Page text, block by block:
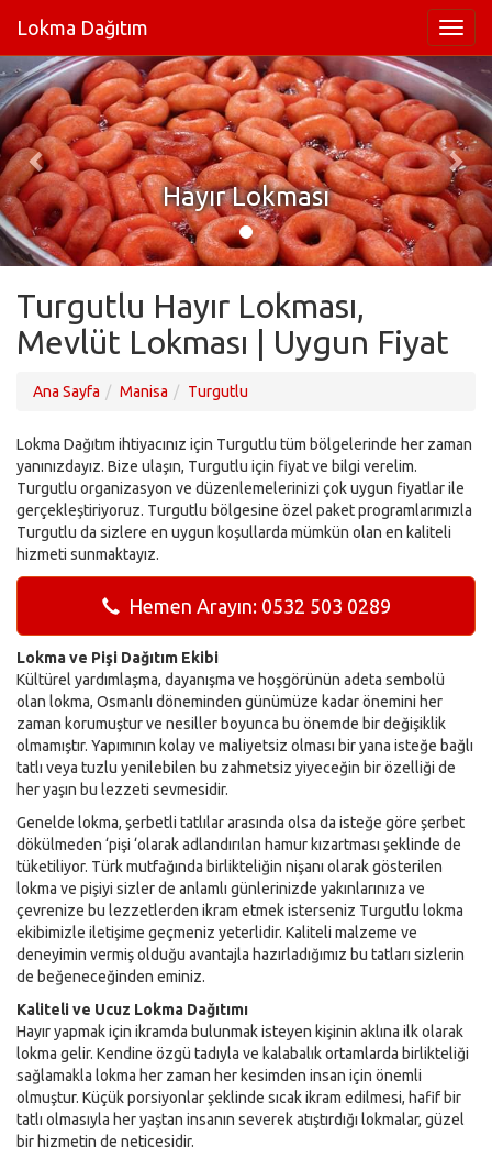
Lokma Dağıtım
Hayır Lokması
Turgutlu Hayır Lokması,
Mevlüt Lokması | Uygun Fiyat
Ana Sayfa Manisa Turgutlu
Lokma Dağıtım ihtiyacınız için Turgutlu tüm bölgelerinde her zaman
yanınızdayız. Bize ulaşın, Turgutlu için fiyat ve bilgi verelim.
Turgutlu organizasyon ve düzenlemelerinizi çok uygun fiyatlar ile
gerçekleştiriyoruz. Turgutlu bölgesine özel paket programlarımızla
Turgutlu da sizlere en uygun koşullarda mümkün olan en kaliteli
hizmeti sunmaktayız.
Hemen Arayın: 0532 503 0289
Lokma ve Pişi Dağıtım Ekibi
Kültürel yardımlaşma, dayanışma ve hoşgörünün adeta sembolü
olan lokma, Osmanlı döneminden günümüze kadar önemini her
zaman korumuştur ve nesiller boyunca bu önemde bir değişiklik
olmamıştır. Yapımının kolay ve maliyetsiz olması bir yana isteğe bağlı
tatlı veya tuzlu yenilebilen bu zahmetsiz yiyeceğin bir özelliği de
her yaşın bu lezzeti sevmesidir.
Genelde lokma, şerbetli tatlılar arasında olsa da isteğe göre şerbet
dökülmeden ‘pişi ‘olarak adlandırılan hamur kızartması şeklinde de
tüketiliyor. Türk mutfağında birlikteliğin nişanı olarak gösterilen
lokma ve pişiyi sizler de anlamlı günlerinizde yakınlarınıza ve
çevrenize bu lezzetlerden ikram etmek isterseniz Turgutlu lokma
ekibimizle iletişime geçmeniz yeterlidir. Kaliteli malzeme ve
deneyimin vermiş olduğu avantajla hazırladığımız bu tatları sizlerin
de beğeneceğinden eminiz.
Kaliteli ve Ucuz Lokma Dağıtımı
Hayır yapmak için ikramda bulunmak isteyen kişinin aklına ilk olarak
lokma gelir. Kendine özgü tadıyla ve kalabalık ortamlarda birlikteliği
sağlamakla lokma her zaman her kesimden insan için önemli
olmuştur. Küçük porsiyonlar şeklinde sıcak ikram edilmesi, hafif bir
tatlı olmasıyla her yaştan insanın severek atıştırdığı lokmalar, güzel
bir hizmetin de neticesidir.